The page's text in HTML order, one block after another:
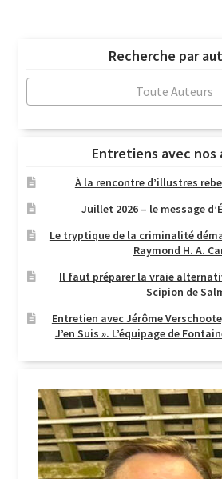
Recherche par
Toute Auteurs
Entretiens avec nos
À la rencontre d’illustres
Juillet 2026 – le message
Le tryptique de la criminalité
Raymond H. A.
Il faut préparer la vraie
Scipion de
Entretien avec Jérôme
J’en Suis ». L’équipage de